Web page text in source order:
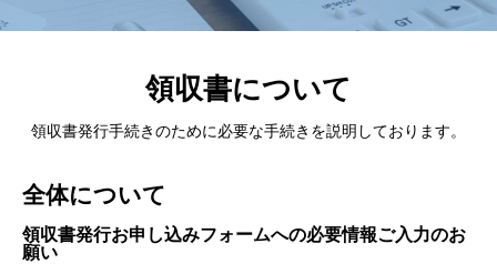
領収書について
領収書発行手続きのために必要な手続きを説明しております。
全体について
領収書発行お申し込みフォームへの必要情報ご入力のお
願い